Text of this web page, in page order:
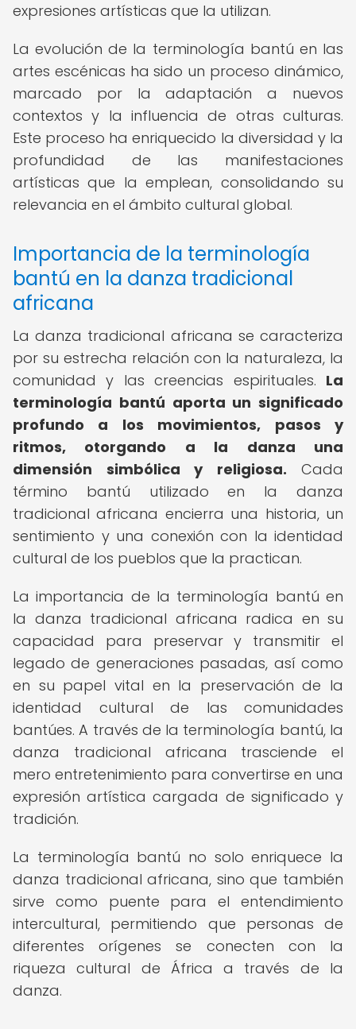
expresiones artísticas que la utilizan.
La evolución de la terminología bantú en las
artes escénicas ha sido un proceso dinámico,
marcado por la adaptación a nuevos
contextos y la influencia de otras culturas.
Este proceso ha enriquecido la diversidad y la
profundidad de las manifestaciones
artísticas que la emplean, consolidando su
relevancia en el ámbito cultural global.
Importancia de la terminología
bantú en la danza tradicional
africana
La danza tradicional africana se caracteriza
por su estrecha relación con la naturaleza, la
comunidad y las creencias espirituales. La
terminología bantú aporta un significado
profundo a los movimientos, pasos y
ritmos, otorgando a la danza una
dimensión simbólica y religiosa. Cada
término bantú utilizado en la danza
tradicional africana encierra una historia, un
sentimiento y una conexión con la identidad
cultural de los pueblos que la practican.
La importancia de la terminología bantú en
la danza tradicional africana radica en su
capacidad para preservar y transmitir el
legado de generaciones pasadas, así como
en su papel vital en la preservación de la
identidad cultural de las comunidades
bantúes. A través de la terminología bantú, la
danza tradicional africana trasciende el
mero entretenimiento para convertirse en una
expresión artística cargada de significado y
tradición.
La terminología bantú no solo enriquece la
danza tradicional africana, sino que también
sirve como puente para el entendimiento
intercultural, permitiendo que personas de
diferentes orígenes se conecten con la
riqueza cultural de África a través de la
danza.